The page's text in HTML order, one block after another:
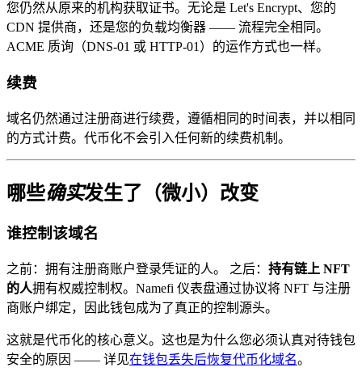
您仍然从原来的机构获取证书。无论是 Let's Encrypt、您的
CDN 提供商，还是您的负载均衡器 —— 流程完全相同。
ACME 质询（DNS-01 或 HTTP-01）的运作方式也一样。
续费
域名仍然通过注册商进行续费，遵循相同的时间表，并以相同
的方式计费。代币化不会引入任何新的续费机制。
哪些确实发生了（微小）改变
谁控制该域名
之前：拥有注册商账户登录凭证的人。 之后： 持有链上 NFT
的人拥有权威控制权。Namefi 仪表盘通过协议将 NFT 与注册
商账户绑定，因此钱包成为了真正的控制源头。
这就是代币化的核心意义。这也是为什么您必须认真对待钱包
安全的原因 —— 详见在钱包丢失后恢复代币化域名。